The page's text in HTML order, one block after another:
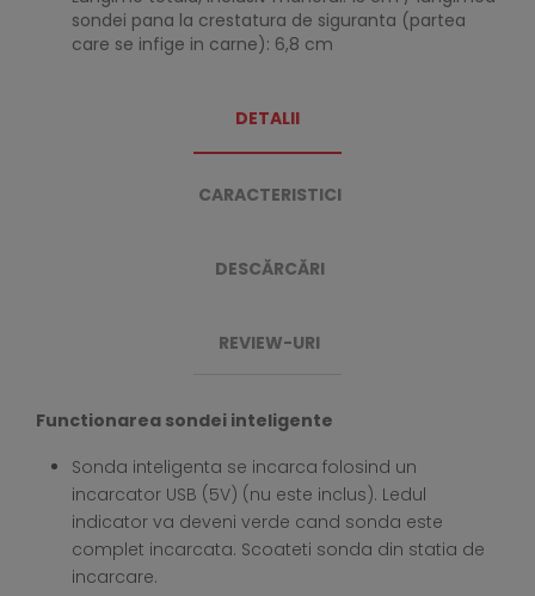
sondei pana la crestatura de siguranta (partea
care se infige in carne): 6,8 cm
DETALII
CARACTERISTICI
DESCĂRCĂRI
REVIEW-URI
Functionarea sondei inteligente
Sonda inteligenta se incarca folosind un
incarcator USB (5V) (nu este inclus). Ledul
indicator va deveni verde cand sonda este
complet incarcata. Scoateti sonda din statia de
incarcare.